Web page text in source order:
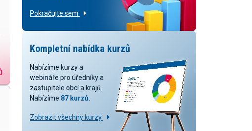
Pokračujte sem
Kompletní nabídka kurzů
Nabízíme kurzy a
webináře pro úředníky a
zastupitele obcí a krajů.
Nabízíme 87 kurzů
Zobrazit všechny kurzy